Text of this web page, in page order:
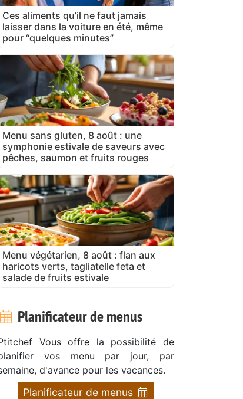
Ces aliments qu’il ne faut jamais
laisser dans la voiture en été, même
pour “quelques minutes”
Menu sans gluten, 8 août : une
symphonie estivale de saveurs avec
pêches, saumon et fruits rouges
Menu végétarien, 8 août : flan aux
haricots verts, tagliatelle feta et
salade de fruits estivale
Planificateur de menus
Vous offre la possibilité de
vos menu par jour, par
d'avance pour les vacances.
Planificateur de menus